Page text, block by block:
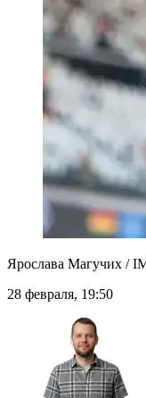
Ярослава Магучих /
28 февраля, 19:50